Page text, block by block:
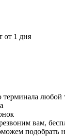
от 1 дня
терминала любой
вам,
подобрать